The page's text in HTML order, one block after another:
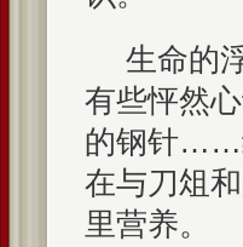
生命的
有些怦然
的钢针……
在与刀俎
里营养。